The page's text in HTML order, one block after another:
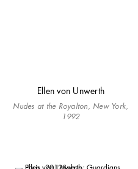
Ellen von Unwerth
Nudes at the Royalton, New York,
1992